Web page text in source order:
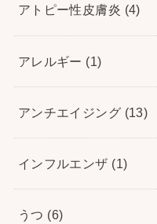
アトピー性皮膚炎 (4)
アレルギー (1)
アンチエイジング (13)
インフルエンザ (1)
うつ (6)